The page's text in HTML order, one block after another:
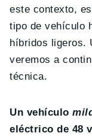
este contexto,
tipo de vehículo
híbridos ligeros.
veremos a
técnica.
Un vehículo
eléctrico de 48